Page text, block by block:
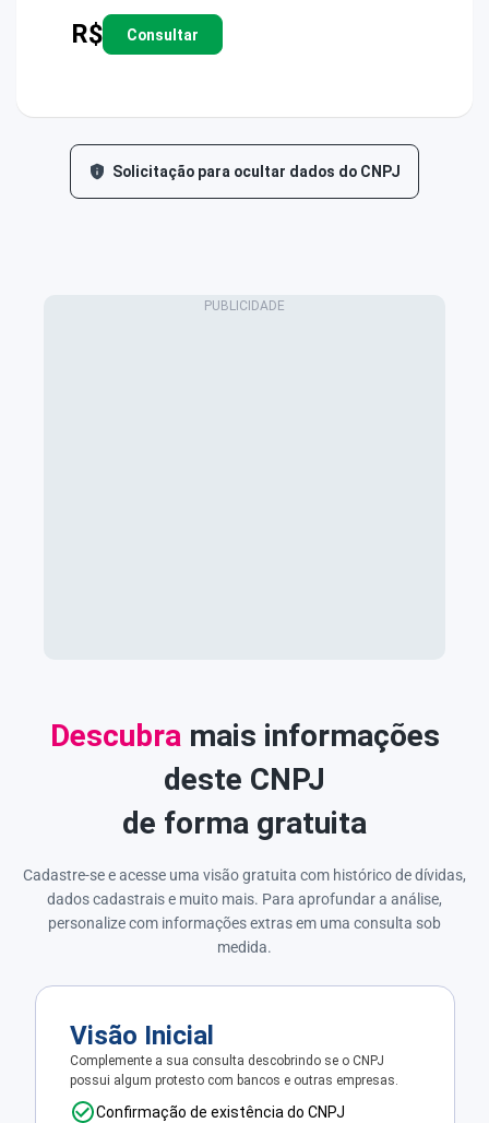
R$ Consultar
Solicitação para ocultar dados do CNPJ
Descubra mais informações
deste CNPJ
de forma gratuita
Cadastre-se e acesse uma visão gratuita com histórico de dívidas,
dados cadastrais e muito mais. Para aprofundar a análise,
personalize com informações extras em uma consulta sob
medida.
Visão Inicial
Complemente a sua consulta descobrindo se o CNPJ
possui algum protesto com bancos e outras empresas.
Confirmação de existência do CNPJ